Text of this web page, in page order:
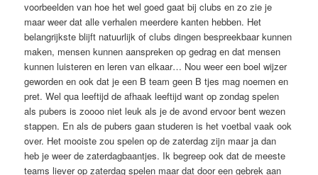
voorbeelden van hoe het wel goed gaat bij clubs en zo zie je
maar weer dat alle verhalen meerdere kanten hebben. Het
belangrijkste blijft natuurlijk of clubs dingen bespreekbaar kunnen
maken, mensen kunnen aanspreken op gedrag en dat mensen
kunnen luisteren en leren van elkaar… Nou weer een boel wijzer
geworden en ook dat je een B team geen B tjes mag noemen en
pret. Wel qua leeftijd de afhaak leeftijd want op zondag spelen
als pubers is zoooo niet leuk als je de avond ervoor bent wezen
stappen. En als de pubers gaan studeren is het voetbal vaak ook
over. Het mooiste zou spelen op de zaterdag zijn maar ja dan
heb je weer de zaterdagbaantjes. Ik begreep ook dat de meeste
teams liever op zaterdag spelen maar dat door een gebrek aan